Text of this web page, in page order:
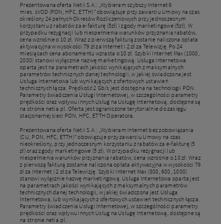
Prezentowana oferta Netii S.A.: „Wybieram szybszy Internet 6
mies. sVOD (PON, HFC, ETTH)” obowiązuje przy zawarciu Umowy na czas
określony 24 pełnych Okresów Rozliczeniowych przy jednoczesnym
korzystaniu z rabatów za e-fakturę (5zł) i zgody marketingowe (5zł). W
przypadku rezygnacji lub niespełnienia warunków przyznania rabatów,
cena wzrośnie o 10 zł. Wraz z pierwszą fakturą zostanie naliczona opłata
aktywacyjna w wysokości 79 zł za Internet i 2 zł za Telewizję. Po 24
miesiącach cena abonamentu wzrasta o 10 zł. Szybki Internet Max (1000,
2000) stanowi wyłącznie nazwę marketingową. Usługa Internetowa
oparta jest na parametrach jakości wynikających z maksymalnych
parametrów technicznych danej technologii, w jakiej świadczona jest
Usługa Internetowa lub wynikających z ofertowych ustawień
technicznych łącza. Prędkość 2 Gb/s jest dostępna na technologii PON.
Parametry świadczenia Usługi Internetowej, w szczególności parametry
prędkości oraz wpływu innych Usług na Usługę Internetową, dostępne są
na stronie netia.pl. Oferta jest ograniczone terytorialnie do zasięgu
stacjonarnej sieci PON, HFC, ETTH Operatora.
Prezentowana oferta Netii S.A.: „Wybieram Internet bez zobowiązania
(CU, PON, HFC, ETTH)” obowiązuje przy zawarciu Umowy na czas
nieokreślony, przy jednoczesnym korzystaniu z rabatów za e-fakturę (5
zł) oraz zgody marketingowe (5 zł). W przypadku rezygnacji lub
niespełnienia warunków przyznania rabatów, cena wzrośnie o 10 zł. Wraz
z pierwszą fakturą zostanie naliczona opłata aktywacyjna w wysokości 79
zł za Internet i 2 zł za Telewizję. Szybki Internet Max (300, 600, 1000)
stanowi wyłącznie nazwę marketingową. Usługa Internetowa oparta jest
na parametrach jakości wynikających z maksymalnych parametrów
technicznych danej technologii, w jakiej świadczona jest Usługa
Internetowa, lub wynikających z ofertowych ustawień technicznych łącza.
Parametry świadczenia Usługi Internetowej, w szczególności parametry
prędkości oraz wpływu innych Usług na Usługę Internetową, dostępne są
na stronie netia.pl.